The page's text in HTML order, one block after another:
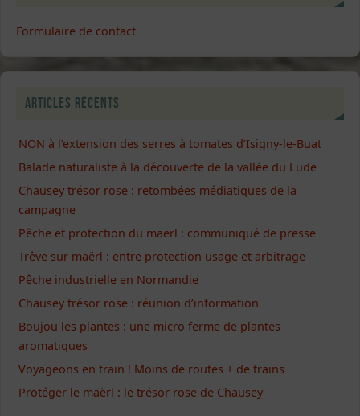
Formulaire de contact
Articles récents
NON à l’extension des serres à tomates d’Isigny-le-Buat
Balade naturaliste à la découverte de la vallée du Lude
Chausey trésor rose : retombées médiatiques de la
campagne
Pêche et protection du maërl : communiqué de presse
Trêve sur maërl : entre protection usage et arbitrage
Pêche industrielle en Normandie
Chausey trésor rose : réunion d’information
Boujou les plantes : une micro ferme de plantes
aromatiques
Voyageons en train ! Moins de routes + de trains
Protéger le maërl : le trésor rose de Chausey